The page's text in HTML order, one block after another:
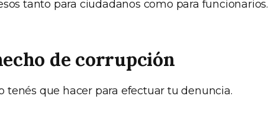
tanto para ciudadanos como para funcionarios.
de corrupción
tenés que hacer para efectuar tu denuncia.